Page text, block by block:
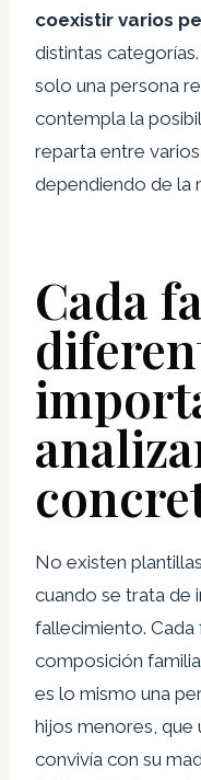
coexistir varios
distintas
solo una persona
contempla la
reparta entre
dependiendo de la
Cada
No existen
cuando se trata de
fallecimiento. Cada
composición
es lo mismo una
hijos menores, que
convivía con su